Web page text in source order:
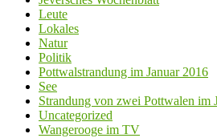
Leute
Lokales
Natur
Politik
Pottwalstrandung im Januar 2016
See
Strandung von zwei Pottwalen im
Uncategorized
Wangerooge im TV